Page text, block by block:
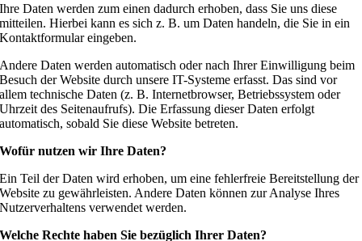
Ihre Daten werden zum einen dadurch erhoben, dass Sie uns diese
mitteilen. Hierbei kann es sich z. B. um Daten handeln, die Sie in ein
Kontaktformular eingeben.
Andere Daten werden automatisch oder nach Ihrer Einwilligung beim
Besuch der Website durch unsere IT-Systeme erfasst. Das sind vor
allem technische Daten (z. B. Internetbrowser, Betriebssystem oder
Uhrzeit des Seitenaufrufs). Die Erfassung dieser Daten erfolgt
automatisch, sobald Sie diese Website betreten.
Wofür nutzen wir Ihre Daten?
Ein Teil der Daten wird erhoben, um eine fehlerfreie Bereitstellung der
Website zu gewährleisten. Andere Daten können zur Analyse Ihres
Nutzerverhaltens verwendet werden.
Welche Rechte haben Sie bezüglich Ihrer Daten?